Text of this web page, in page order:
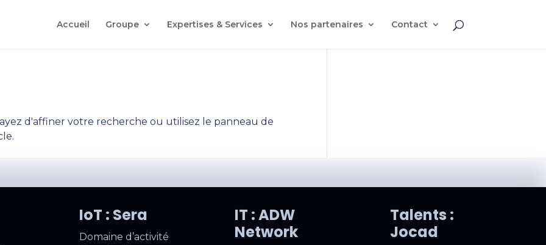
Accueil Groupe Expertises & Services Nos partenaires Contact
d'affiner votre recherche ou utilisez le panneau de
IoT : Sera
Domaine d’activité
IT : ADW
Network
Talents :
Jocad